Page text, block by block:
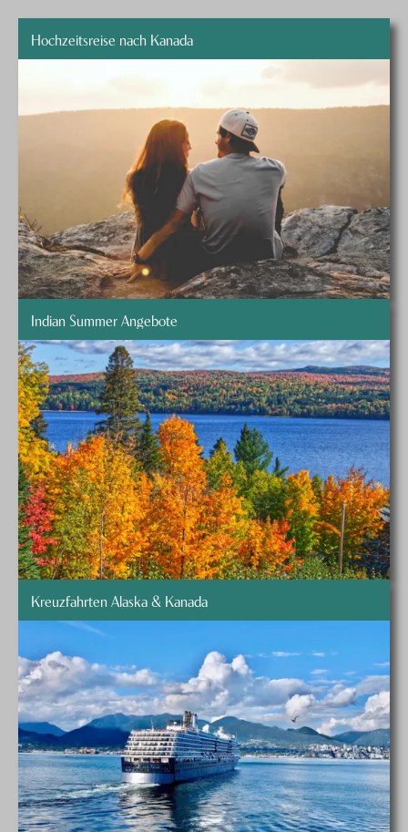
Hochzeitsreise nach Kanada
Indian Summer Angebote
Kreuzfahrten Alaska & Kanada